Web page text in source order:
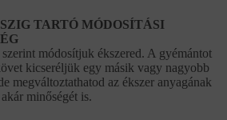
TARTÓ MÓDOSÍTÁSI
módosítjuk ékszered. A gyémántot
kicseréljük egy másik vagy nagyobb
megváltoztathatod az ékszer anyagának
minőségét is.